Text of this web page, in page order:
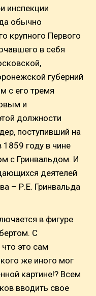
инспекции
обычно
крупного Первого
в себя
губерний
с его тремя
и
должности
поступивший на
1859 году в чине
с Гринвальдом. И
деятелей
– Р.Е. Гринвальда
в фигуре
С
это сам
же иного мог
картине!? Всем
вводить свое